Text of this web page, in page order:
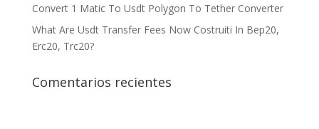
Convert 1 Matic To Usdt Polygon To Tether Converter
What Are Usdt Transfer Fees Now Costruiti In Bep20,
Erc20, Trc20?
Comentarios recientes